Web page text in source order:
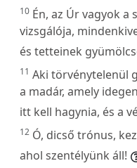
10 Én, az Úr vagyok a
vizsgálója,
és tetteinek
11 Aki törvénytelenül
a madár, amely
itt kell hagynia, és a
12 Ó, dicső trónus,
ahol szentélyünk áll!